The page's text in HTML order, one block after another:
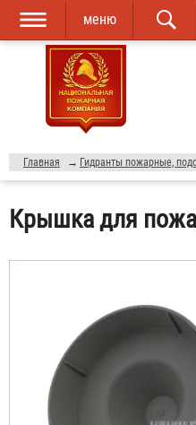
Перейти к
основному
содержанию
Skip to
navigation
меню
Главная → Гидранты пожарные,
Крышка для